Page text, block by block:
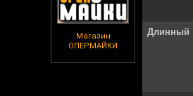
Магазин
ОПЕРМАЙКИ
Длинный